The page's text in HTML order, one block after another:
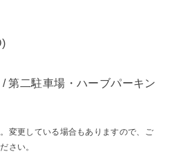
第二駐車場・ハーブパーキン
変更している場合もありますので、ご
さい。